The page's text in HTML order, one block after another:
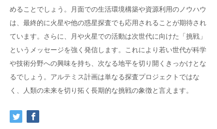
めることでしょう。月面での生活環境構築や資源利用のノウハウ
は、最終的に火星や他の惑星探査でも応用されることが期待され
ています。さらに、月や火星での活動は次世代に向けた「挑戦」
というメッセージを強く発信します。これにより若い世代が科学
や技術分野への興味を持ち、次なる地平を切り開くきっかけとな
るでしょう。アルテミス計画は単なる探査プロジェクトではな
く、人類の未来を切り拓く長期的な挑戦の象徴と言えます。